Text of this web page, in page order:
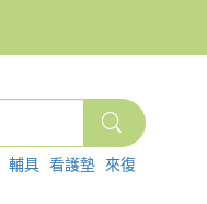
輔具 看護墊 來復